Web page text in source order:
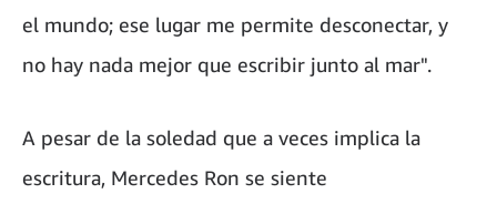
el mundo; ese lugar me permite desconectar, y
no hay nada mejor que escribir junto al mar".
A pesar de la soledad que a veces implica la
escritura, Mercedes Ron se siente